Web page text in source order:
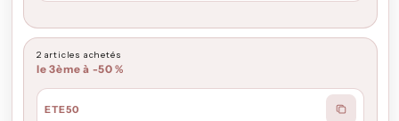
2 articles achetés
le 3ème à -50 %
ETE50